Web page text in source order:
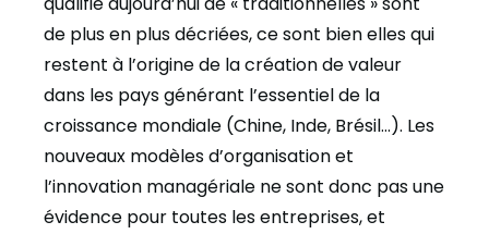
de plus en plus décriées, ce sont bien elles qui
restent à l’origine de la création de valeur
dans les pays générant l’essentiel de la
croissance mondiale (Chine, Inde, Brésil…). Les
nouveaux modèles d’organisation et
l’innovation managériale ne sont donc pas une
évidence pour toutes les entreprises, et